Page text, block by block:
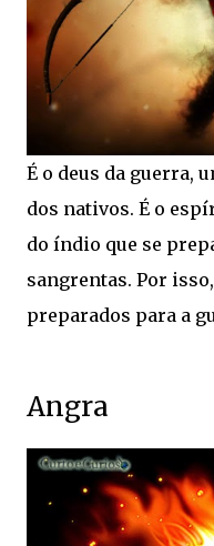
É o deus da guerra,
dos nativos. É o
do índio que se
sangrentas. Por
preparados para a
Angra